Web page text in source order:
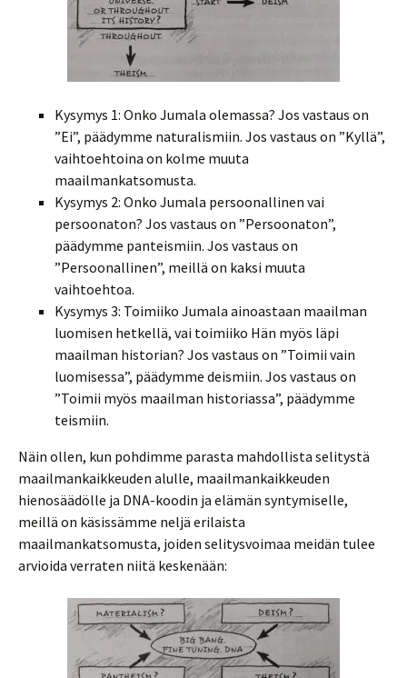
Kysymys 1: Onko Jumala olemassa? Jos vastaus on
”Ei”, päädymme naturalismiin. Jos vastaus on ”Kyllä”,
vaihtoehtoina on kolme muuta
maailmankatsomusta.
Kysymys 2: Onko Jumala persoonallinen vai
persoonaton? Jos vastaus on ”Persoonaton”,
päädymme panteismiin. Jos vastaus on
”Persoonallinen”, meillä on kaksi muuta
vaihtoehtoa.
Kysymys 3: Toimiiko Jumala ainoastaan maailman
luomisen hetkellä, vai toimiiko Hän myös läpi
maailman historian? Jos vastaus on ”Toimii vain
luomisessa”, päädymme deismiin. Jos vastaus on
”Toimii myös maailman historiassa”, päädymme
teismiin.
Näin ollen, kun pohdimme parasta mahdollista selitystä
maailmankaikkeuden alulle, maailmankaikkeuden
hienosäädölle ja DNA-koodin ja elämän syntymiselle,
meillä on käsissämme neljä erilaista
maailmankatsomusta, joiden selitysvoimaa meidän tulee
arvioida verraten niitä keskenään: